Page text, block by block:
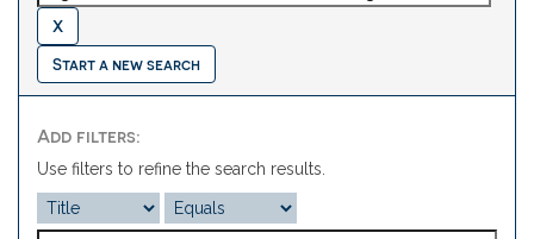
Start a new search
Add filters:
Use filters to refine the search results.